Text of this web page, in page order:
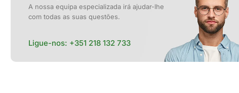
A nossa equipa especializada irá ajudar-lhe
com todas as suas questões.
Ligue-nos: +351 218 132 733